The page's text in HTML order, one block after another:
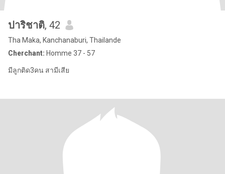
ปาริชาติ, 42
Tha Maka, Kanchanaburi, Thailande
Cherchant: Homme 37 - 57
มีลูกติด3คน สามีเสีย